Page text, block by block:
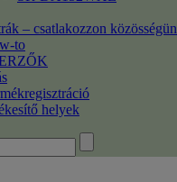
– csatlakozzon
to
helyek